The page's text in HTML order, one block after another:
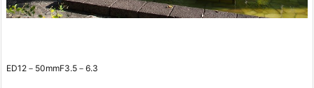
ED12－50mmF3.5－6.3